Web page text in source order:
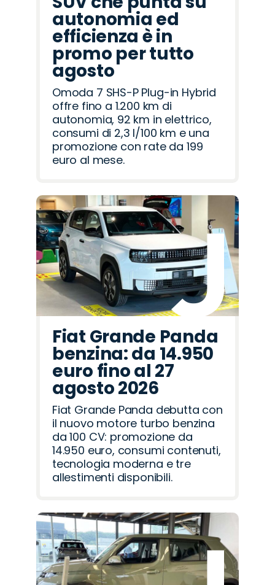
autonomia ed
efficienza è in
promo per tutto
agosto
Omoda 7 SHS-P Plug-in Hybrid
offre fino a 1.200 km di
autonomia, 92 km in elettrico,
consumi di 2,3 l/100 km e una
promozione con rate da 199
euro al mese.
Fiat Grande Panda
benzina: da 14.950
euro fino al 27
agosto 2026
Fiat Grande Panda debutta con
il nuovo motore turbo benzina
da 100 CV: promozione da
14.950 euro, consumi contenuti,
tecnologia moderna e tre
allestimenti disponibili.